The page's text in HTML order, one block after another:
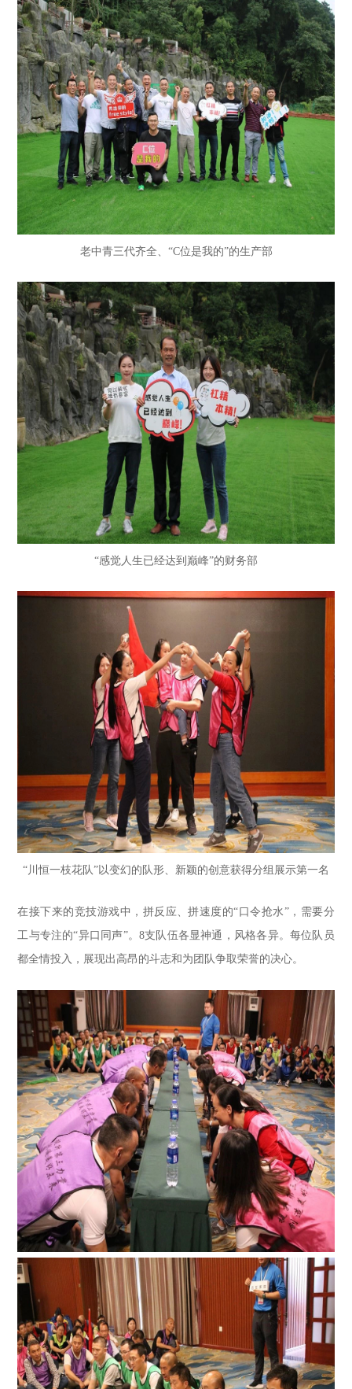
老中青三代齐全、“C位是我的”的生产部
“感觉人生已经达到巅峰”的财务部
“川恒一枝花队”以变幻的队形、新颖的创意获得分组展示第一名
在接下来的竞技游戏中，拼反应、拼速度的“口令抢水”，需要分
工与专注的“异口同声”。8支队伍各显神通，风格各异。每位队员
都全情投入，展现出高昂的斗志和为团队争取荣誉的决心。